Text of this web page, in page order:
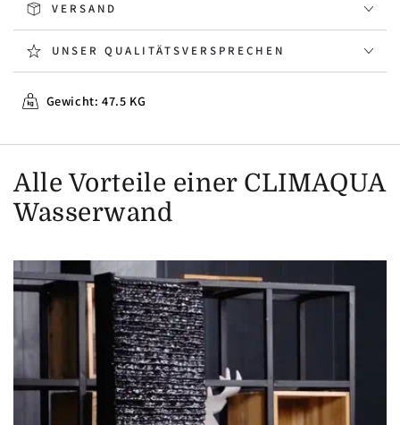
VERSAND
UNSER QUALITÄTSVERSPRECHEN
Gewicht: 47.5 KG
Alle Vorteile einer CLIMAQUA
Wasserwand